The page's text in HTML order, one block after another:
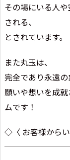
その場にいる人
される、
とされています。
また丸玉は、
完全であり永遠の
願いや想いを成
ムです！
◇〈 お客様からい